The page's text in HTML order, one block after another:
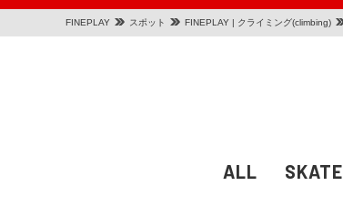
FINEPLAY スポット FINEPLAY | クライミング(climbing)
ALL SKATE